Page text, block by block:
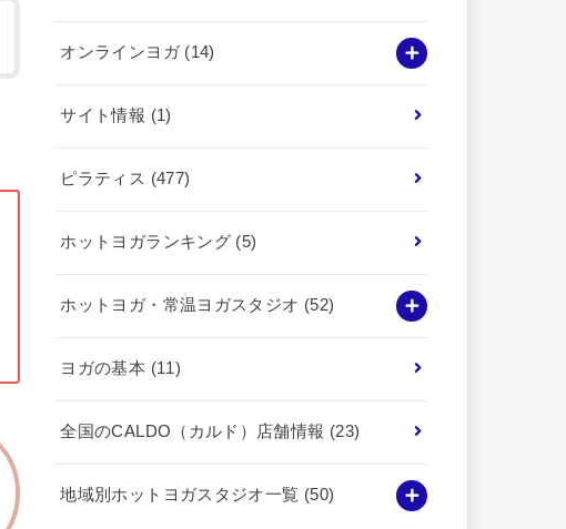
オンラインヨガ (14)
サイト情報 (1)
ピラティス (477)
ホットヨガランキング (5)
ホットヨガ・常温ヨガスタジオ (52)
ヨガの基本 (11)
全国のCALDO（カルド）店舗情報 (23)
地域別ホットヨガスタジオ一覧 (50)